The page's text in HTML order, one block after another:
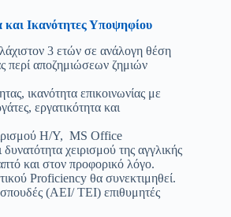
Ικανότητες Υποψηφίου
3 ετών σε ανάλογη θέση
περί αποζημιώσεων ζημιών
ικανότητα επικοινωνίας με
εργατικότητα και
Η/Υ, MS Office
χειρισμού της αγγλικής
και στον προφορικό λόγο.
Proficiency θα συνεκτιμηθεί.
(ΑΕΙ/ ΤΕΙ) επιθυμητές